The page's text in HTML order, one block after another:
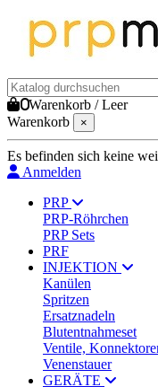
0Warenkorb /Leer
Warenkorb
×
Es befinden sich keine
Anmelden
PRP
PRP-Röhrchen
PRP Sets
PRF
INJEKTION
Kanülen
Spritzen
Ersatznadeln
Blutentnahmeset
Ventile,
Venenstauer
GERÄTE